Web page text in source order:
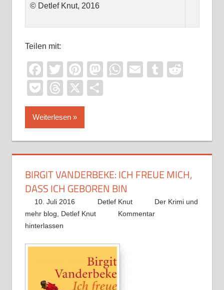
© Detlef Knut, 2016
Teilen mit:
Facebook
TwitterPinterest
Mastodon
WhatsApp
EmailTumblr
PocketThreads
X
Weiterlesen
BIRGIT VANDERBEKE: ICH FREUE MICH,
DASS ICH GEBOREN BIN
10. Juli 2016 Detlef Knut
Der Krimi und
mehr blog, Detlef Knut
Kommentar
hinterlassen